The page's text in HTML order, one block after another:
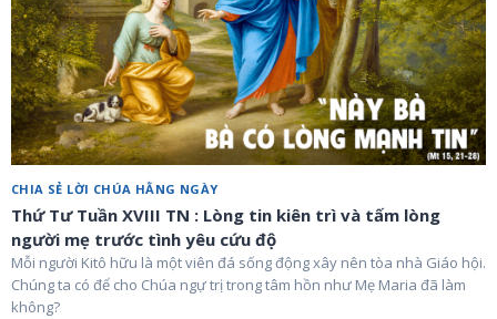
CHIA SẺ LỜI CHÚA HẰNG NGÀY
Thứ Tư Tuần XVIII TN : Lòng tin kiên trì và tấm lòng
người mẹ trước tình yêu cứu độ
Mỗi người Kitô hữu là một viên đá sống động xây nên tòa nhà Giáo hội.
Chúng ta có để cho Chúa ngự trị trong tâm hồn như Mẹ Maria đã làm
không?